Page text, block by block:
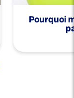
Pourquoi